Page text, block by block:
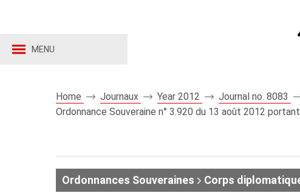
MENU
Home Journaux Year 2012
Journal no. 8083
Ordonnance Souveraine n° 3.920 du 13 août 2012
Ordonnances Souveraines Corps